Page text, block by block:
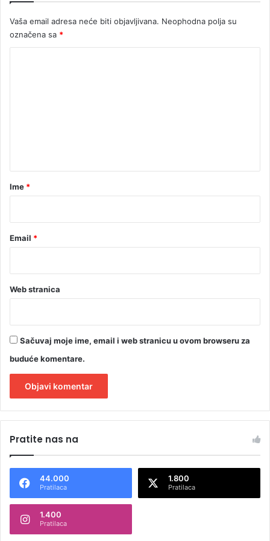
v
i
,
Vaša email adresa neće biti objavljivana. Neophodna polja su
označena sa *
rIme *
Email *
Web stranica
Sačuvaj moje ime, email i web stranicu u ovom browseru za
buduće komentare.
t
n
t
Pratite nas na
44.000
Pratilaca
1.800
Pratilaca
1.400
Pratilaca